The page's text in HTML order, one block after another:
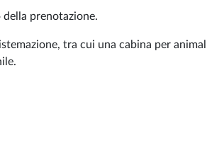
prenotazione.
tra cui una cabina per